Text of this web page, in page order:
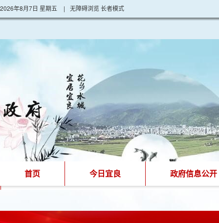
2026年8月7日 星期五 | 无障碍浏览长者模式
首页 今日宜良 政府信息公开